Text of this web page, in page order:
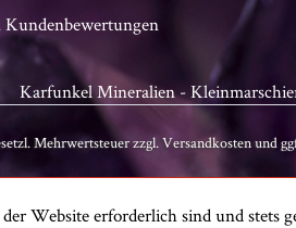
Karfunkel Mineralien -
Mehrwertsteuer zzgl. Versandkostenund
Website erforderlich sind und stets